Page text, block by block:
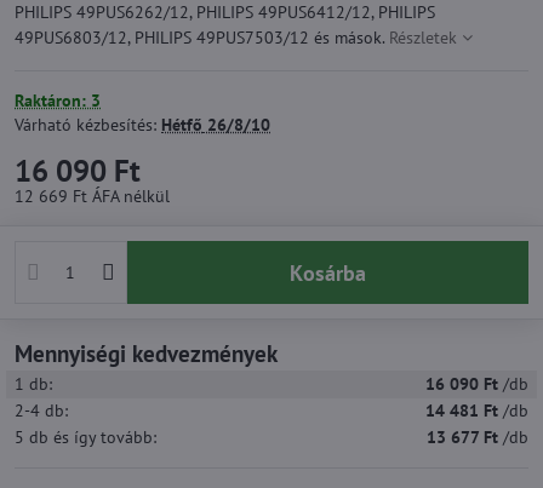
PHILIPS 49PUS6262/12, PHILIPS 49PUS6412/12, PHILIPS
49PUS6803/12, PHILIPS 49PUS7503/12 és mások. Részletek
Raktáron: 3
Várható kézbesítés: Hétfő 26/8/10
16 090 Ft
12 669 Ft ÁFA nélkül
Kosárba
Mennyiségi kedvezmények
1 db: 16 090 Ft /db
2-4 db: 14 481 Ft /db
5 db és így tovább: 13 677 Ft /db